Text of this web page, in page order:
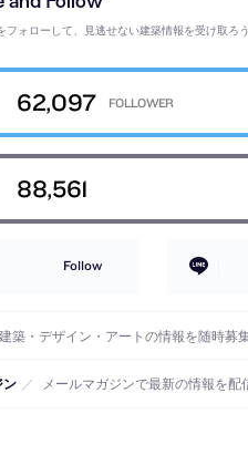
フォローして、見逃せない建築情報を受け取ろう
62,097
88,561
Follow
建築・デザイン・アートの情報を随時募
／ メールマガジンで最新の情報を配